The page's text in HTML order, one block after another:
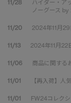
11/28
ハイダー・ア
ノーグース
11/20 2024年11月
11/13 2024年11月22
11/06 商品に関する
11/01 【再入荷】人
11/01 FW24コレク